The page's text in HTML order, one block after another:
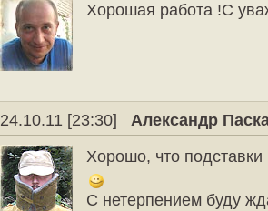
Хорошая работа !С
24.10.11 [23:30]
Александр
Хорошо, что
С нетерпением буду